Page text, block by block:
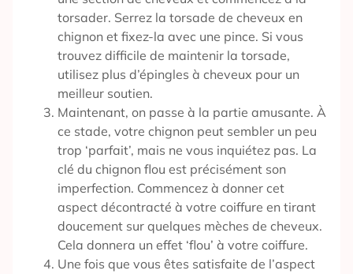
torsader. Serrez la torsade de cheveux en
chignon et fixez-la avec une pince. Si vous
trouvez difficile de maintenir la torsade,
utilisez plus d’épingles à cheveux pour un
meilleur soutien.
Maintenant, on passe à la partie amusante. À
ce stade, votre chignon peut sembler un peu
trop ‘parfait’, mais ne vous inquiétez pas. La
clé du chignon flou est précisément son
imperfection. Commencez à donner cet
aspect décontracté à votre coiffure en tirant
doucement sur quelques mèches de cheveux.
Cela donnera un effet ‘flou’ à votre coiffure.
Une fois que vous êtes satisfaite de l’aspect